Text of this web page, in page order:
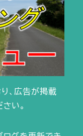
、広告が掲載
い。